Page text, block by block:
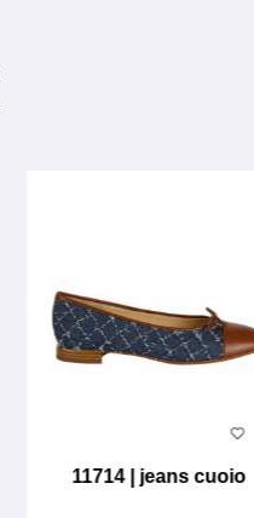
11714 | jeans cuoio